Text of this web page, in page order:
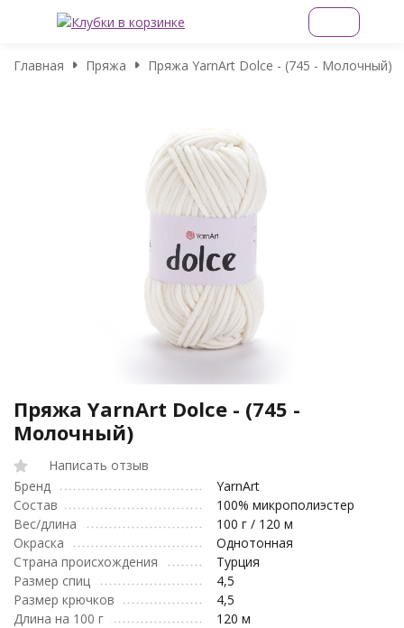
Главная Пряжа Пряжа YarnArt Dolce - (745 - Молочный)
Пряжа YarnArt Dolce - (745 -
Молочный)
Написать отзыв
Бренд
YarnArt
Состав
100% микрополиэстер
Вес/длина
100 г / 120 м
Окраска
Однотонная
Страна происхождения
Турция
Размер спиц
4,5
Размер крючков
4,5
Длина на 100 г
120 м